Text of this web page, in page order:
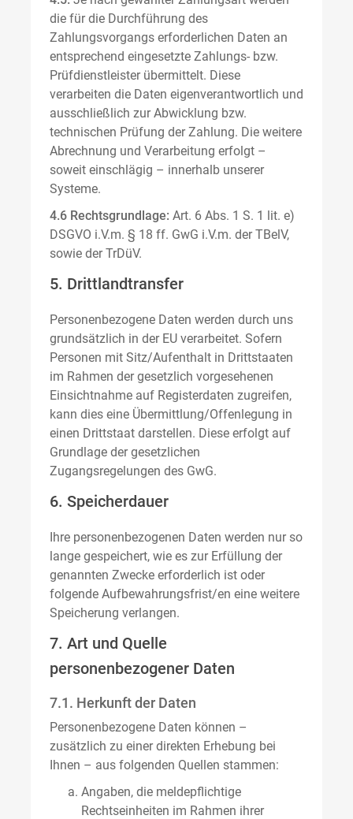
die für die Durchführung des
Zahlungsvorgangs erforderlichen Daten an
entsprechend eingesetzte Zahlungs- bzw.
Prüfdienstleister übermittelt. Diese
verarbeiten die Daten eigenverantwortlich und
ausschließlich zur Abwicklung bzw.
technischen Prüfung der Zahlung. Die weitere
Abrechnung und Verarbeitung erfolgt –
soweit einschlägig – innerhalb unserer
Systeme.
4.6 Rechtsgrundlage: Art. 6 Abs. 1 S. 1 lit. e)
DSGVO i.V.m. § 18 ff. GwG i.V.m. der TBelV,
sowie der TrDüV.
5. Drittlandtransfer
Personenbezogene Daten werden durch uns
grundsätzlich in der EU verarbeitet. Sofern
Personen mit Sitz/Aufenthalt in Drittstaaten
im Rahmen der gesetzlich vorgesehenen
Einsichtnahme auf Registerdaten zugreifen,
kann dies eine Übermittlung/Offenlegung in
einen Drittstaat darstellen. Diese erfolgt auf
Grundlage der gesetzlichen
Zugangsregelungen des GwG.
6. Speicherdauer
Ihre personenbezogenen Daten werden nur so
lange gespeichert, wie es zur Erfüllung der
genannten Zwecke erforderlich ist oder
folgende Aufbewahrungsfrist/en eine weitere
Speicherung verlangen.
7. Art und Quelle
personenbezogener Daten
7.1. Herkunft der Daten
Personenbezogene Daten können –
zusätzlich zu einer direkten Erhebung bei
Ihnen – aus folgenden Quellen stammen:
Angaben, die meldepflichtige
Rechtseinheiten im Rahmen ihrer